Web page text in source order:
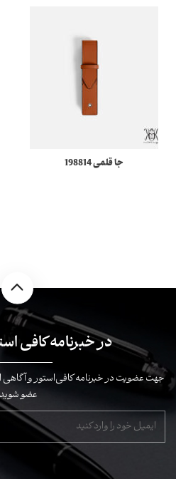
جا قلمی 198814
در خبرنامه کافی
جهت عضویت در خبرنامه کافی‌استور و
عضو